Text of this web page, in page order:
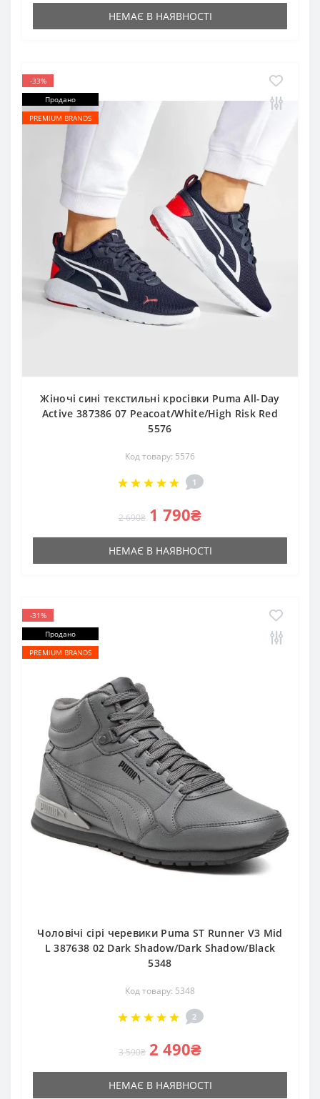
НЕМАЄ В НАЯВНОСТІ
-33%
Продано
PREMIUM BRANDS
Жіночі сині текстильні кросівки Puma All-Day
Active 387386 07 Peacoat/White/High Risk Red
5576
Код товару: 5576
1
2 690₴ 1 790₴
НЕМАЄ В НАЯВНОСТІ
-31%
Продано
PREMIUM BRANDS
Чоловічі сірі черевики Puma ST Runner V3 Mid
L 387638 02 Dark Shadow/Dark Shadow/Black
5348
Код товару: 5348
2
3 590₴ 2 490₴
НЕМАЄ В НАЯВНОСТІ